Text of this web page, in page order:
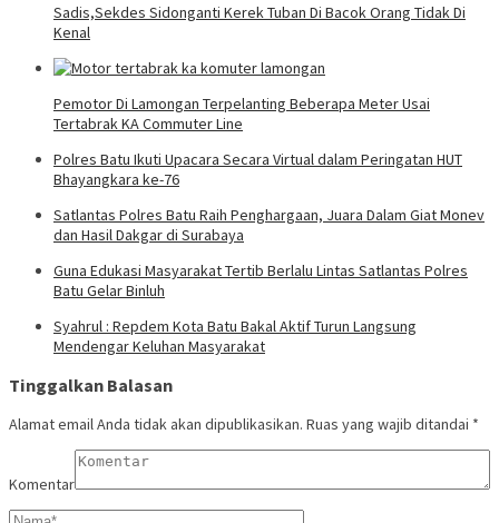
Sadis,Sekdes Sidonganti Kerek Tuban Di Bacok Orang Tidak Di
Kenal
Pemotor Di Lamongan Terpelanting Beberapa Meter Usai
Tertabrak KA Commuter Line
Polres Batu Ikuti Upacara Secara Virtual dalam Peringatan HUT
Bhayangkara ke-76
Satlantas Polres Batu Raih Penghargaan, Juara Dalam Giat Monev
dan Hasil Dakgar di Surabaya
Guna Edukasi Masyarakat Tertib Berlalu Lintas Satlantas Polres
Batu Gelar Binluh
Syahrul : Repdem Kota Batu Bakal Aktif Turun Langsung
Mendengar Keluhan Masyarakat
Tinggalkan Balasan
Alamat email Anda tidak akan dipublikasikan. Ruas yang wajib ditandai *
Komentar